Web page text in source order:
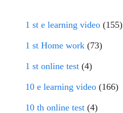
1 st e learning video (155)
1 st Home work (73)
1 st online test (4)
10 e learning video (166)
10 th online test (4)